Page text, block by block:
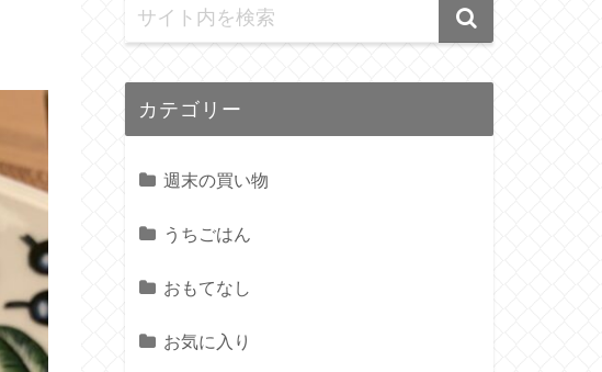
カテゴリー
週末の買い物
うちごはん
おもてなし
お気に入り